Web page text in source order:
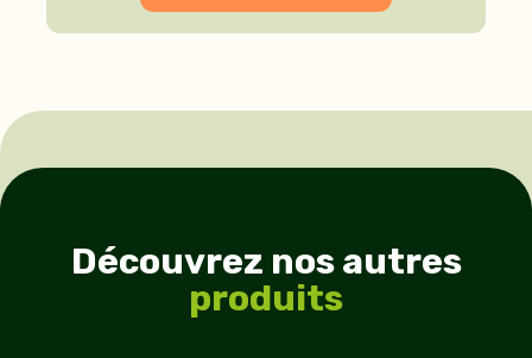
Découvrez nos autres
produits